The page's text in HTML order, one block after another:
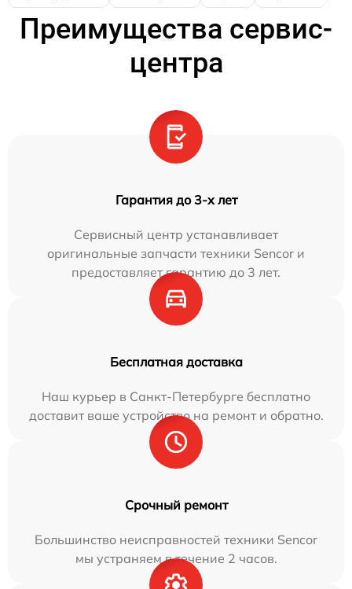
Преимущества сервис-
центра
Гарантия до 3-х лет
Сервисный центр устанавливает
оригинальные запчасти техники Sencor и
предоставляет гарантию до 3 лет.
Бесплатная доставка
Наш курьер в Санкт-Петербурге бесплатно
доставит ваше устройство на ремонт и обратно.
Срочный ремонт
Большинство неисправностей техники Sencor
мы устраняем в течение 2 часов.